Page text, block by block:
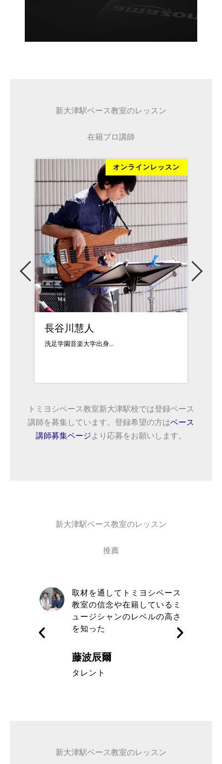
新大津駅ベース教室のレッスン
在籍プロ講師
オンラインレッスン
二見真典
様々なアーティスト、...
トミヨシベース教室新大津駅校では登録ベース
講師を募集しています。登録希望の方はベース
講師募集ページより応募をお願いします。
新大津駅ベース教室のレッスン
推薦
取材を通してトミヨシベース
教室の信念や在籍しているミ
ュージシャンのレベルの高さ
を知った
藤波辰爾
タレント
新大津駅ベース教室のレッスン